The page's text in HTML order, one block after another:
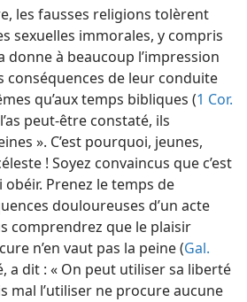
les fausses religions tolèrent
sexuelles immorales, y compris
donne à beaucoup l’impression
conséquences de leur conduite
qu’aux temps bibliques (1 Cor.
peut-être constaté, ils
». C’est pourquoi, jeunes,
! Soyez convaincus que c’est
Prenez le temps de
douloureuses d’un acte
comprendrez que le plaisir
n’en vaut pas la peine (Gal.
a dit : « On peut utiliser sa liberté
mal l’utiliser ne procure aucune